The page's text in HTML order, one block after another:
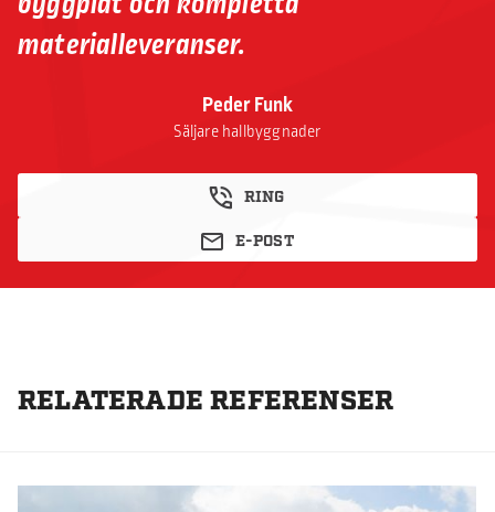
Peder Funk
Säljare hallbyggnader
RING
E-POST
materialleveranser.
RELATERADE REFERENSER